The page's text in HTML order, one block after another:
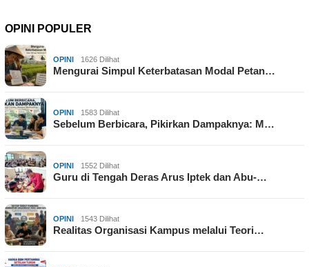
OPINI POPULER
OPINI 1626 Dilihat
Mengurai Simpul Keterbatasan Modal Petan…
OPINI 1583 Dilihat
Sebelum Berbicara, Pikirkan Dampaknya: M…
OPINI 1552 Dilihat
Guru di Tengah Deras Arus Iptek dan Abu-…
OPINI 1543 Dilihat
Realitas Organisasi Kampus melalui Teori…